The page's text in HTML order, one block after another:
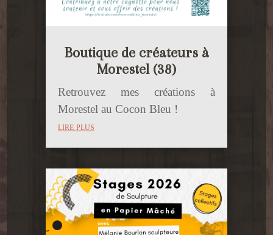
Boutique de créateurs à
Morestel (38)
Retrouvez mes créations à
Morestel au Cocon Bleu !
lire plus